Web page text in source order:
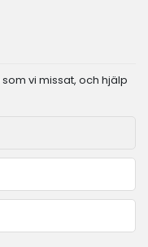
vi missat, och hjälp